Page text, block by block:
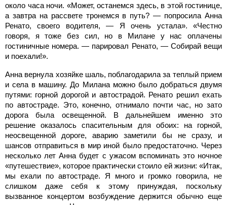
около часа ночи. «Может, останемся здесь, в этой гостинице,
а завтра на рассвете тронемся в путь? — попросила Анна
Ренато, своего водителя, — Я очень устала». «Честно
говоря, я тоже без сил, но в Милане у нас оплачены
гостиничные номера. — парировал Ренато, — Собирай вещи
и поехали!».
Анна вернула хозяйке шаль, поблагодарила за теплый прием
и села в машину. До Милана можно было добраться двумя
путями: горной дорогой и автострадой. Ренато решил ехать
по автостраде. Это, конечно, отнимало почти час, но зато
дорога была освещенной. В дальнейшем именно это
решение оказалось спасительным для обоих: на горной,
неосвещенной дороге, аварию заметили бы не сразу, и
шансов отправиться в мир иной было предостаточно. Через
несколько лет Анна будет с ужасом вспоминать это ночное
«путешествие», которое практически стоило ей жизни: «Итак,
мы ехали по автостраде. Я много и громко говорила, не
слишком даже себя к этому принуждая, поскольку
вызванное концертом возбуждение держится обычно еще